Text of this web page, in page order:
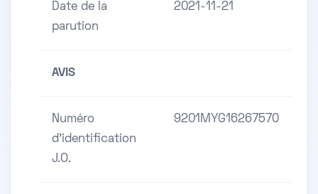
Date de la
parution
2021-11-21
AVIS
Numéro
d'identification
J.O.
9201MYG16267570